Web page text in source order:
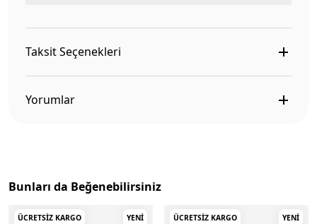
Taksit Seçenekleri
Yorumlar
Bunları da Beğenebilirsiniz
ÜCRETSIZ KARGO YENI ÜCRETSIZ KARGO YENI